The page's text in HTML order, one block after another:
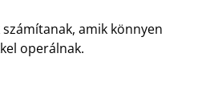
amik könnyen
operálnak.